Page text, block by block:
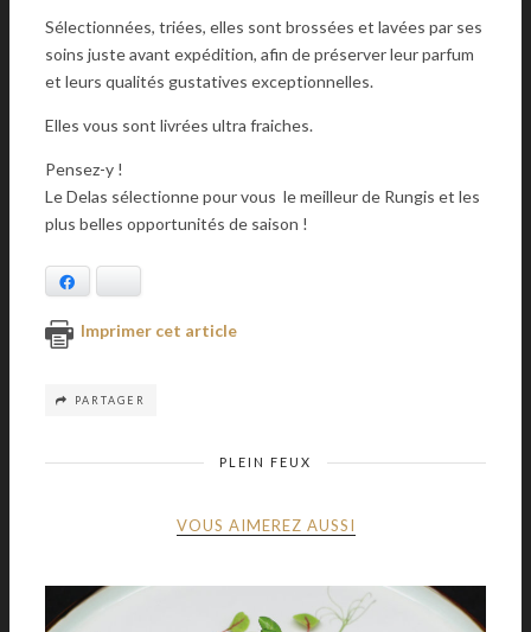
Sélectionnées, triées, elles sont brossées et lavées par ses
soins juste avant expédition, afin de préserver leur parfum
et leurs qualités gustatives exceptionnelles.
Elles vous sont livrées ultra fraiches.
Pensez-y !
Le Delas sélectionne pour vous le meilleur de Rungis et les
plus belles opportunités de saison !
Imprimer cet article
PARTAGER
PLEIN FEUX
VOUS AIMEREZ AUSSI